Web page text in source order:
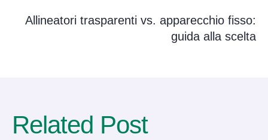
Allineatori trasparenti vs. apparecchio fisso:
guida alla scelta
Related Post